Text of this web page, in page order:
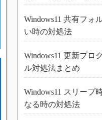
Windows11 共有フォ
い時の対処法
Windows11 更新プロ
ル対処法まとめ
Windows11 スリープ
なる時の対処法